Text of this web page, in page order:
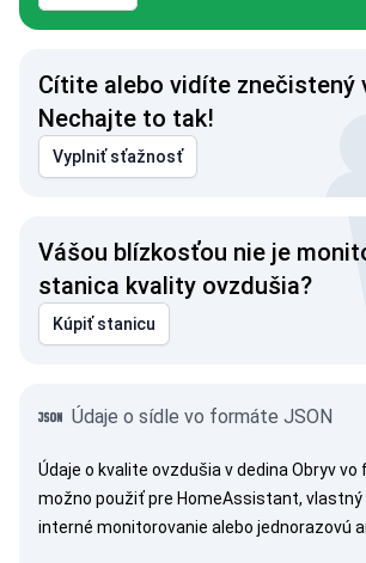
Cítite alebo vidíte znečistený
Nechajte to tak!
Vyplniť sťažnosť
Vášou blízkosťou nie je
stanica kvality ovzdušia?
Kúpiť stanicu
Údaje o sídle vo formáte JSON
Údaje o kvalite ovzdušia v dedina Obryv vo
možno použiť pre HomeAssistant, vlastný
interné monitorovanie alebo jednorazovú